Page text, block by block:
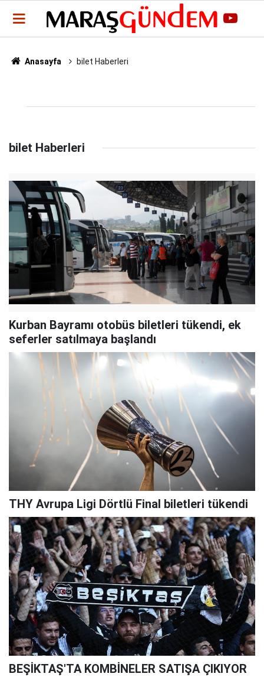
Anasayfa bilet Haberleri
bilet Haberleri
Kurban Bayramı otobüs biletleri tükendi, ek
seferler satılmaya başlandı
THY Avrupa Ligi Dörtlü Final biletleri tükendi
BEŞİKTAŞ'TA KOMBİNELER SATIŞA ÇIKIYOR